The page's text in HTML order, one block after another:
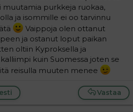
muutamia purkkeja ruokaa,
ja isommille ei oo tarvinnu
Vaippoja olen ottanut
ja ostanut loput paikan
oltiin Kyproksella ja
kuin Suomessa joten se
reisulla muuten menee
Vastaa